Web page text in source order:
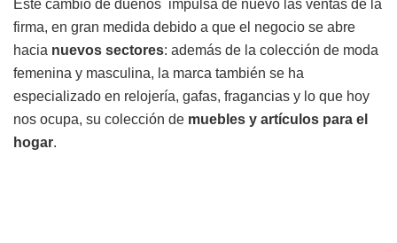
Este cambio de dueños impulsa de nuevo las ventas de la
firma, en gran medida debido a que el negocio se abre
hacia nuevos sectores: además de la colección de moda
femenina y masculina, la marca también se ha
especializado en relojería, gafas, fragancias y lo que hoy
nos ocupa, su colección de muebles y artículos para el
hogar.